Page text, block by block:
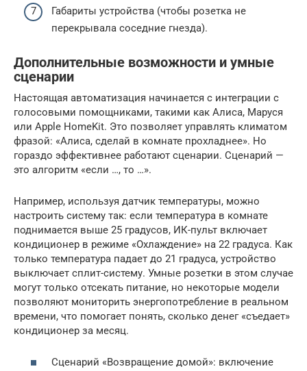
Габариты устройства (чтобы розетка не
перекрывала соседние гнезда).
Дополнительные возможности и умные
сценарии
Настоящая автоматизация начинается с интеграции с
голосовыми помощниками, такими как Алиса, Маруся
или Apple HomeKit. Это позволяет управлять климатом
фразой: «Алиса, сделай в комнате прохладнее». Но
гораздо эффективнее работают сценарии. Сценарий —
это алгоритм «если …, то …».
Например, используя датчик температуры, можно
настроить систему так: если температура в комнате
поднимается выше 25 градусов, ИК-пульт включает
кондиционер в режиме «Охлаждение» на 22 градуса. Как
только температура падает до 21 градуса, устройство
выключает сплит-систему. Умные розетки в этом случае
могут только отсекать питание, но некоторые модели
позволяют мониторить энергопотребление в реальном
времени, что помогает понять, сколько денег «съедает»
кондиционер за месяц.
Сценарий «Возвращение домой»: включение